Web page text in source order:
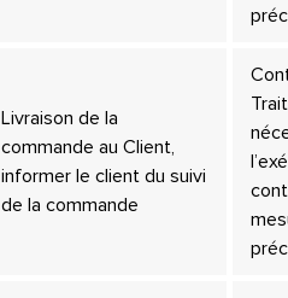
Livraison de la
commande au Client,
informer le client du suivi
de la commande